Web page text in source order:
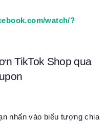
watch/?
TikTok Shop qua
nhấn vào biểu tượng chia